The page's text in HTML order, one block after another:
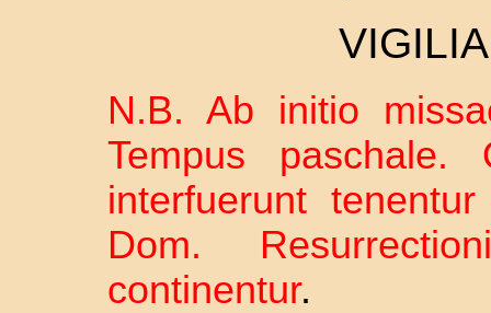
N.B. Ab initio
Tempus
interfuerunt
Dom.
continentur.